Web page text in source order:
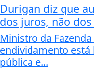
Durigan diz que
dos juros, não
Ministro da
endividamento está
pública e...